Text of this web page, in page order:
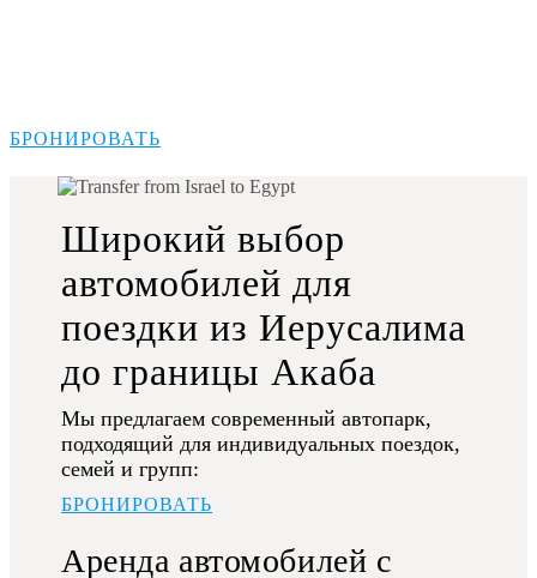
БРОНИРОВАТЬ
Широкий выбор
автомобилей для
поездки из Иерусалима
до границы Акаба
Мы предлагаем современный автопарк,
подходящий для индивидуальных поездок,
семей и групп:
БРОНИРОВАТЬ
Аренда автомобилей с